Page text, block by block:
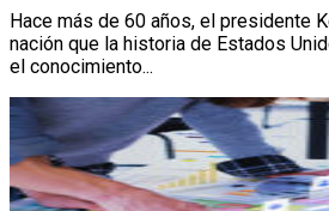
Hace más de 60 años, el presidente
nación que la historia de Estados
el conocimiento...